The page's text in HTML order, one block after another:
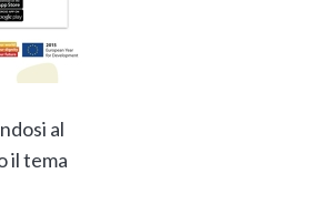
al
il tema